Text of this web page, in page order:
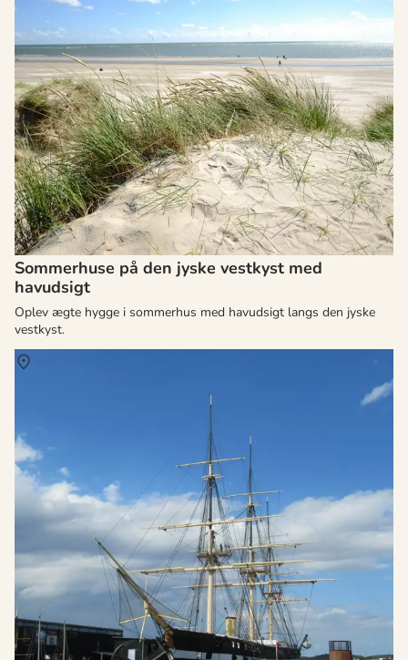
Sommerhuse på den jyske vestkyst med
havudsigt
Oplev ægte hygge i sommerhus med havudsigt langs den jyske
vestkyst.